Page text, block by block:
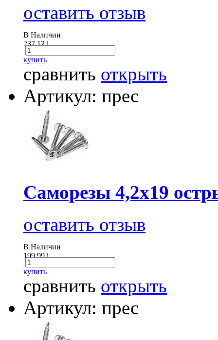
оставить отзыв
В Наличии
237.12i
купить
сравнить открыть
Артикул: прес
Саморезы 4,2х19
оставить отзыв
В Наличии
199.99i
купить
сравнить открыть
Артикул: прес